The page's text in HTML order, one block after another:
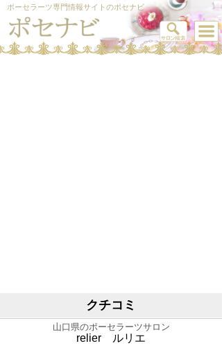
ポーセラーツ専門情報サイトのポセナビ
クチコミ
山口県のポーセラーツサロン
relier ルリエ